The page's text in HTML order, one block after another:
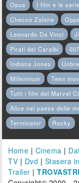
Opus
I film e le
Checco Zalone
Leonardo Da Vinci
Pirati dei Caraibi
Indiana Jones
Millennium
Teen
Tutti i film del Marvel
Alice nel paese delle
Terminator
Rocky
Home | Cinema |
TV | Dvd | Stasera
Trailer |